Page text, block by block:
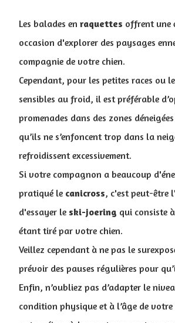
Les balades en raquettes offrent une
occasion d'explorer des paysages
compagnie de votre chien.
Cependant, pour les petites races ou
sensibles au froid, il est préférable
promenades dans des zones
qu’ils ne s’enfoncent trop dans la
refroidissent excessivement.
Si votre compagnon a beaucoup
pratiqué le canicross, c'est peut-être
d'essayer le ski-joering qui consiste
étant tiré par votre chien.
Veillez cependant à ne pas le
prévoir des pauses régulières pour
Enfin, n’oubliez pas d’adapter le
condition physique et à l’âge de